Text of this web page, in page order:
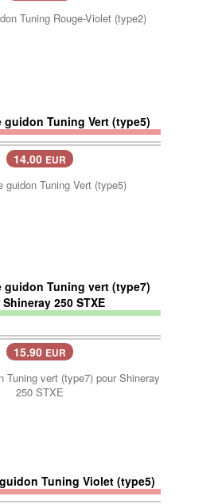
Tuning Rouge-Violet (type2)
14.00 EUR
guidon Tuning Vert (type5)
15.90 EUR
Tuning vert (type7) pour Shineray
250 STXE